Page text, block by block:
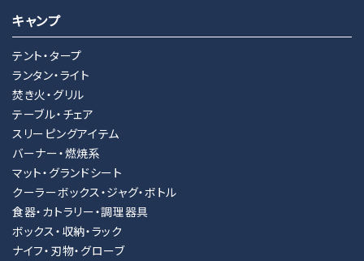
キャンプ
テント・タープ
ランタン・ライト
焚き火・グリル
テーブル・チェア
スリーピングアイテム
バーナー・燃焼系
マット・グランドシート
クーラーボックス・ジャグ・ボトル
食器・カトラリー・調理器具
ボックス・収納・ラック
ナイフ・刃物・グローブ